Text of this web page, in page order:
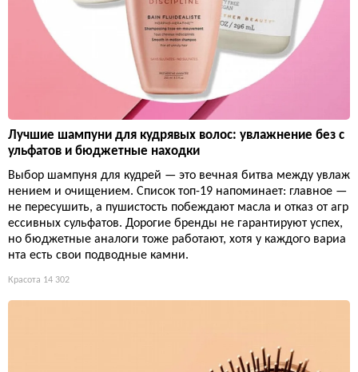
Лучшие шампуни для кудрявых волос: увлажнение без с
ульфатов и бюджетные находки
Выбор шампуня для кудрей — это вечная битва между увлаж
нением и очищением. Список топ-19 напоминает: главное —
не пересушить, а пушистость побеждают масла и отказ от агр
ессивных сульфатов. Дорогие бренды не гарантируют успех,
но бюджетные аналоги тоже работают, хотя у каждого вариа
нта есть свои подводные камни.
Красота 14 302